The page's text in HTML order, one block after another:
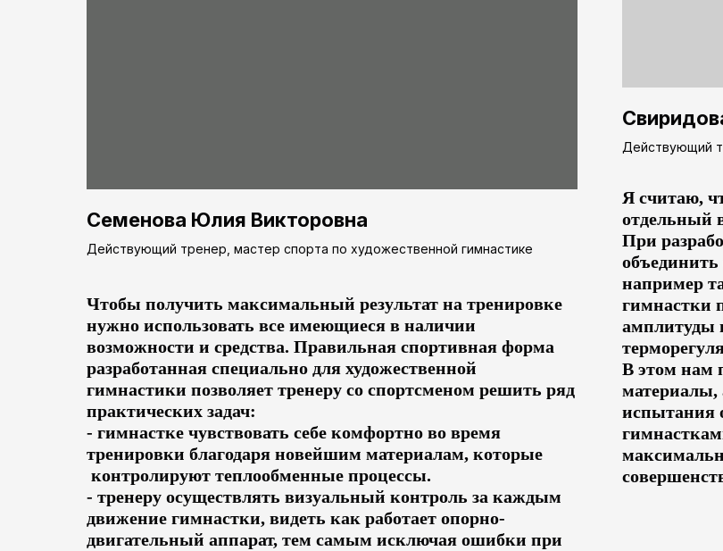
Семенова Юлия Викторовна
Действующий тренер, мастер спорта по художественной гимнастике
Чтобы получить максимальный результат на тренировке
нужно использовать все имеющиеся в наличии
возможности и средства. Правильная спортивная форма
разработанная специально для художественной
гимнастики позволяет тренеру со спортсменом решить ряд
практических задач:
- гимнастке чувствовать себе комфортно во время
тренировки благодаря новейшим материалам, которые
контролируют теплообменные процессы.
- тренеру осуществлять визуальный контроль за каждым
движение гимнастки, видеть как работает опорно-
двигательный аппарат, тем самым исключая ошибки при
Действующий
Я считаю,
отдельный
При
объединить
например
гимнастки
амплитуды
В этом нам
материалы,
испытания